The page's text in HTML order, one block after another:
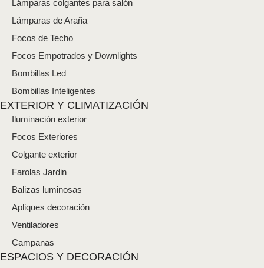
o
Lámparas colgantes para salón
Lámparas de Araña
Focos de Techo
Focos Empotrados y Downlights
Bombillas Led
Bombillas Inteligentes
EXTERIOR Y CLIMATIZACIÓN
Iluminación exterior
Focos Exteriores
Colgante exterior
Farolas Jardin
Balizas luminosas
Apliques decoración
Ventiladores
Campanas
ESPACIOS Y DECORACIÓN